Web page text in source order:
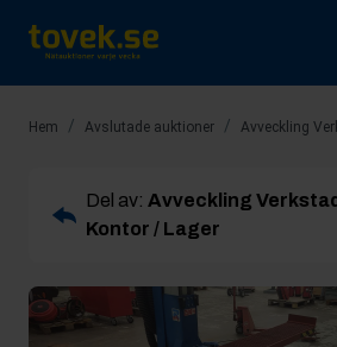
Hem / Avslutade auktioner / Avveckling
Del av: Avveckling
Kontor / Lager